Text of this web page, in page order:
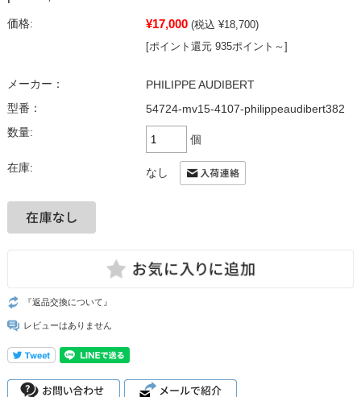
価格: ¥17,000 (税込 ¥18,700)
[ポイント還元 935ポイント～]
メーカー：
PHILIPPE AUDIBERT
型番：
54724-mv15-4107-philippeaudibert382
数量:
個
在庫: なし
『返品交換について』
レビューはありません